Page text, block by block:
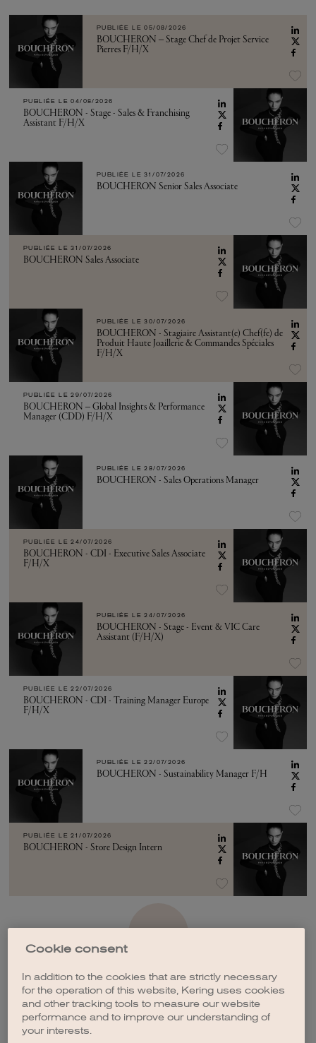
PUBLIÉE LE 05/08/2026
BOUCHERON – Stage Chef de Projet Service
Pierres F/H/X
PUBLIÉE LE 04/08/2026
BOUCHERON - Stage - Sales & Franchising
Assistant F/H/X
PUBLIÉE LE 31/07/2026
BOUCHERON Senior Sales Associate
PUBLIÉE LE 31/07/2026
BOUCHERON Sales Associate
PUBLIÉE LE 30/07/2026
BOUCHERON - Stagiaire Assistant(e) Chef(fe) de
Produit Haute Joaillerie & Commandes Spéciales
F/H/X
PUBLIÉE LE 29/07/2026
BOUCHERON – Global Insights & Performance
Manager (CDD) F/H/X
PUBLIÉE LE 28/07/2026
BOUCHERON - Sales Operations Manager
PUBLIÉE LE 24/07/2026
BOUCHERON - CDI - Executive Sales Associate
F/H/X
PUBLIÉE LE 24/07/2026
BOUCHERON - Stage - Event & VIC Care
Assistant (F/H/X)
PUBLIÉE LE 22/07/2026
BOUCHERON - CDI - Training Manager Europe
F/H/X
PUBLIÉE LE 22/07/2026
BOUCHERON - Sustainability Manager F/H
PUBLIÉE LE 21/07/2026
BOUCHERON - Store Design Intern
CRÉER UNE ALERTE
Cookie consent
In addition to the cookies that are strictly necessary
for the operation of this website, Kering uses cookies
and other tracking tools to measure our website
performance and to improve our understanding of
your interests.